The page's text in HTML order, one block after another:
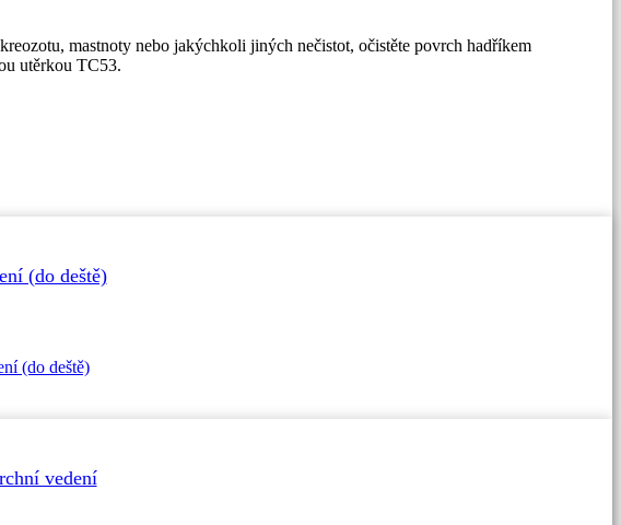
mastnoty nebo jakýchkoli jiných nečistot, očistěte povrch hadříkem
utěrkou TC53.
(do deště)
Tento
variant.vedení